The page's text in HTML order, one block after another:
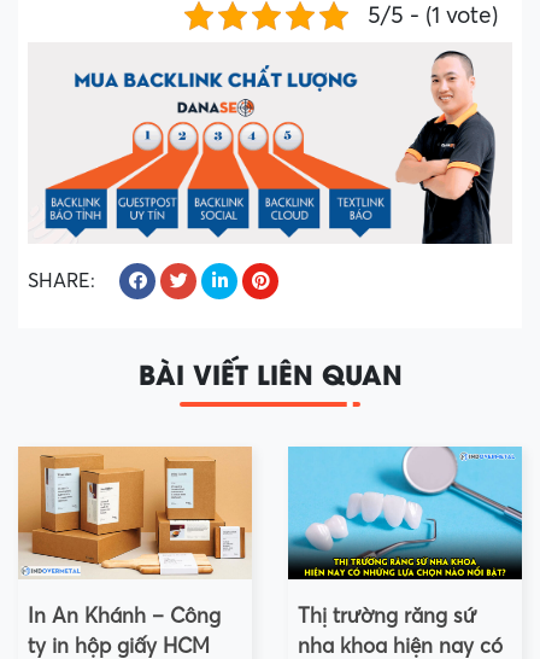
5/5 - (1 vote)
SHARE:
BÀI VIẾT LIÊN QUAN
In An Khánh – Công
ty in hộp giấy HCM
Thị trường răng sứ
nha khoa hiện nay có